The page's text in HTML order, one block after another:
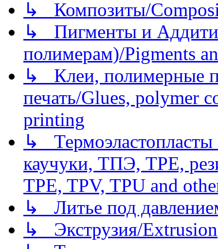
↳ Композиты/
↳ Пигменты и
полимерам)/Pigments
↳ Клеи, полимерные
печать/Glues, polymer
printing
↳
каучуки, ТПЭ, TPE,
TPE, TPV, TPU and
↳ Литье под
↳ Экструзия/Extrusion